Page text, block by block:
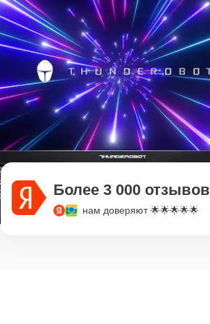
Более 3 000 отзывов
нам доверяют 🌟🌟🌟🌟🌟